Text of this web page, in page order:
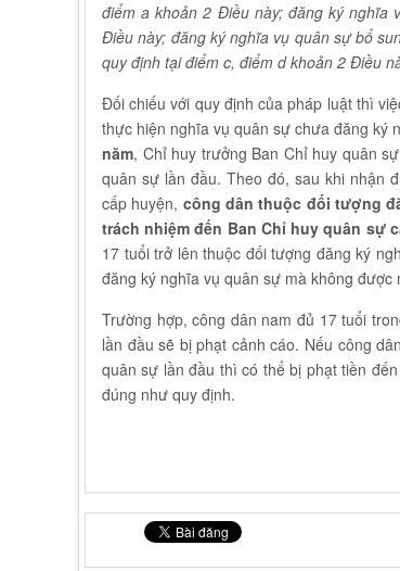
điểm a khoản 2 Điều này; đăng ký nghĩa
Điều này; đăng ký nghĩa vụ quân sự bổ
quy định tại điểm c, điểm d khoản 2 Điều
Đối chiếu với quy định của pháp luật thì
thực hiện nghĩa vụ quân sự chưa đăng
năm, Chỉ huy trưởng Ban Chỉ huy quân
quân sự lần đầu. Theo đó, sau khi nhận
cấp huyện, công dân thuộc đối tượng
trách nhiệm đến Ban Chỉ huy quân sự
17 tuổi trở lên thuộc đối tượng đăng ký
đăng ký nghĩa vụ quân sự mà không
Trường hợp, công dân nam đủ 17 tuổi
lần đầu sẽ bị phạt cảnh cáo. Nếu công
quân sự lần đầu thì có thể bị phạt tiền
đúng như quy định.